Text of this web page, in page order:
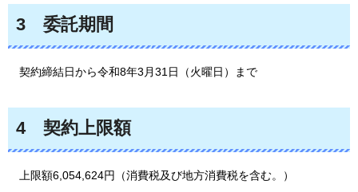
3 委託期間
契約締結日から令和8年3月31日（火曜日）まで
4 契約上限額
上限額6 ,054,624円（消費税及び地方消費税を含む。）